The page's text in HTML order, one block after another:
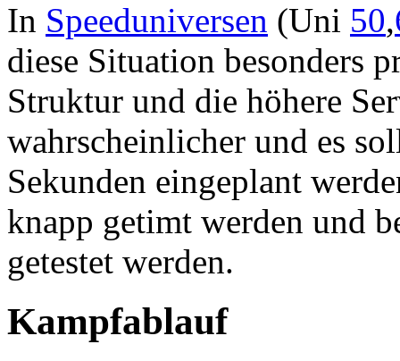
In Speeduniversen (Uni 50,
diese Situation besonders
Struktur und die höhere
wahrscheinlicher und es
Sekunden eingeplant
knapp getimt werden und
getestet werden.
Kampfablauf